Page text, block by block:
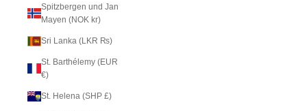
Spitzbergen und Jan
Mayen (NOK kr)
Sri Lanka (LKR ₨)
St. Barthélemy (EUR
€)
St. Helena (SHP £)